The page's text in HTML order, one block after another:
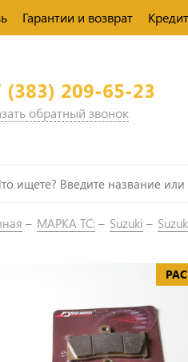
Гарантии и возврат
(383) 209-65-23
обратный звонок
МАРКА ТС: Suzuki